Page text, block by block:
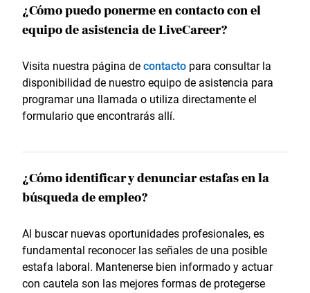
¿Cómo puedo ponerme en contacto con el
equipo de asistencia de LiveCareer?
Visita nuestra página decontacto para consultar la
disponibilidad de nuestro equipo de asistencia para
programar una llamada o utiliza directamente el
formulario que encontrarás allí.
¿Cómo identificar y denunciar estafas en la
búsqueda de empleo?
Al buscar nuevas oportunidades profesionales, es
fundamental reconocer las señales de una posible
estafa laboral. Mantenerse bien informado y actuar
con cautela son las mejores formas de protegerse